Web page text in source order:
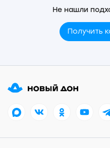
Не нашли
Получить